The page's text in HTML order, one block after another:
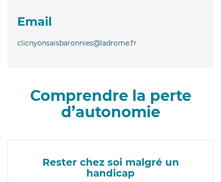
Email
clicnyonsaisbaronnies@ladrome.fr
Comprendre la perte
d’autonomie
Rester chez soi malgré un
handicap